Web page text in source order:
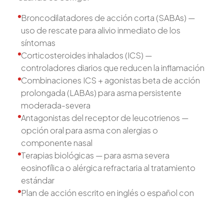
Broncodilatadores de acción corta (SABAs) —
uso de rescate para alivio inmediato de los
síntomas
Corticosteroides inhalados (ICS) —
controladores diarios que reducen la inflamación
Combinaciones ICS + agonistas beta de acción
prolongada (LABAs) para asma persistente
moderada-severa
Antagonistas del receptor de leucotrienos —
opción oral para asma con alergias o
componente nasal
Terapias biológicas — para asma severa
eosinofílica o alérgica refractaria al tratamiento
estándar
Plan de acción escrito en inglés o español con